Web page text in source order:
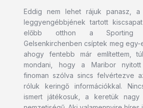
Eddig nem lehet rájuk panasz, a
leggyengébbjének tartott
előbb otthon a Sporting
Gelsenkirchenben csíptek meg egy-
ahogy fentebb már említettem,
mondani, hogy a Maribor
finoman szólva sincs felvértezve
róluk keringő információkkal.
ismert játékosuk, a keretük nagy